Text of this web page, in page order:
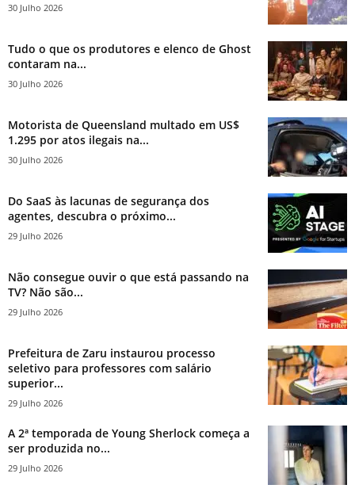
30 Julho 2026
Tudo o que os produtores e elenco de Ghost
contaram na...
30 Julho 2026
Motorista de Queensland multado em US$
1.295 por atos ilegais na...
30 Julho 2026
Do SaaS às lacunas de segurança dos
agentes, descubra o próximo...
29 Julho 2026
Não consegue ouvir o que está passando na
TV? Não são...
29 Julho 2026
Prefeitura de Zaru instaurou processo
seletivo para professores com salário
superior...
29 Julho 2026
A 2ª temporada de Young Sherlock começa a
ser produzida no...
29 Julho 2026